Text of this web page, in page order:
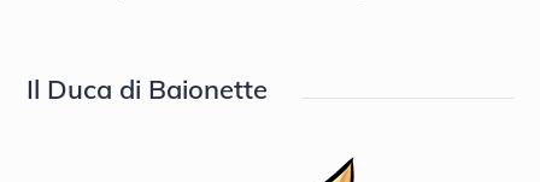
Il Duca di Baionette